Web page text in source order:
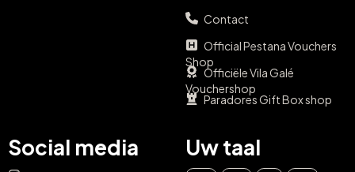
Contact
Official Pestana Vouchers
Shop
Officiële Vila Galé
Vouchershop
Paradores Gift Box shop
Social media Uw taal